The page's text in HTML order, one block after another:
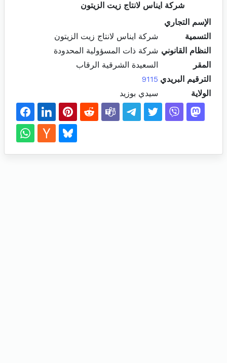
شركة ايناس لانتاج زيت الزيتون
الإسم التجاري
التسمية
شركة ايناس لانتاج زيت الزيتون
النظام القانوني شركة ذات المسؤولية المحدودة
المقر
السعيدة الشرقية الرقاب
الترقيم البريدي 9115
الولاية
سيدي بوزيد